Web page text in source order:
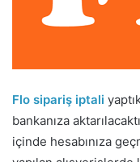
Flo sipariş iptali
bankanıza
içinde hesabınıza